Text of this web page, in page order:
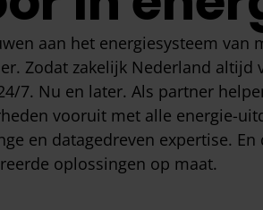
aan het energiesysteem van
Zodat zakelijk Nederland altijd
7. Nu en later. Als partner
vooruit met alle energie-
en datagedreven expertise. En
oplossingen op maat.